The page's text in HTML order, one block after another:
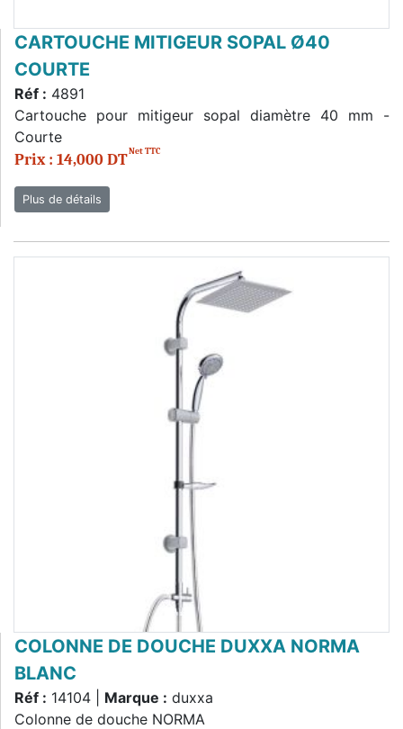
CARTOUCHE MITIGEUR SOPAL Ø40
COURTE
Réf : 4891
Cartouche pour mitigeur sopal diamètre 40 mm -
Courte
Prix : 14,000 DTNet TTC
Plus de détails
COLONNE DE DOUCHE DUXXA NORMA
BLANC
Réf : 14104 | Marque : duxxa
Colonne de douche NORMA